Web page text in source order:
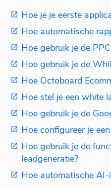
Hoe je je eerste
Hoe automatische
Hoe gebruik je de
Hoe gebruik je de
Hoe Octoboard
Hoe stel je een white
Hoe gebruik je de
Hoe configureer je
Hoe gebruik je de
leadgeneratie?
Hoe automatische